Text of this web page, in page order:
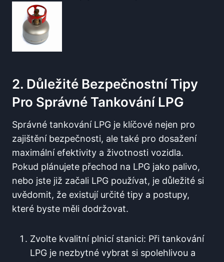
2. Důležité Bezpečnostní​ Tipy
Pro Správné Tankování LPG
Správné⁤ tankování LPG je klíčové nejen pro
⁣zajištění bezpečnosti, ale také pro dosažení
maximální‌ efektivity a životnosti vozidla.
Pokud plánujete přechod na LPG jako palivo,
nebo jste již ‍začali LPG používat, je důležité ​si
uvědomit, že existují určité tipy a postupy,
které byste měli dodržovat.
Zvolte kvalitní plnicí stanici: Při tankování​
LPG je nezbytné vybrat si spolehlivou a